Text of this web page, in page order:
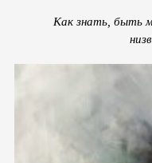
Как знать, быть